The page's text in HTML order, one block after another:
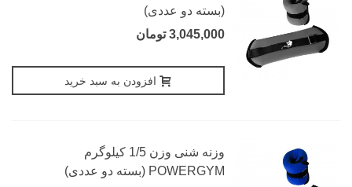
(بسته دو عددی)
3,045,000 تومان
افزودن به سبد خرید
وزنه شنی وزن 1/5 کیلوگرم
POWERGYM (بسته دو عددی)